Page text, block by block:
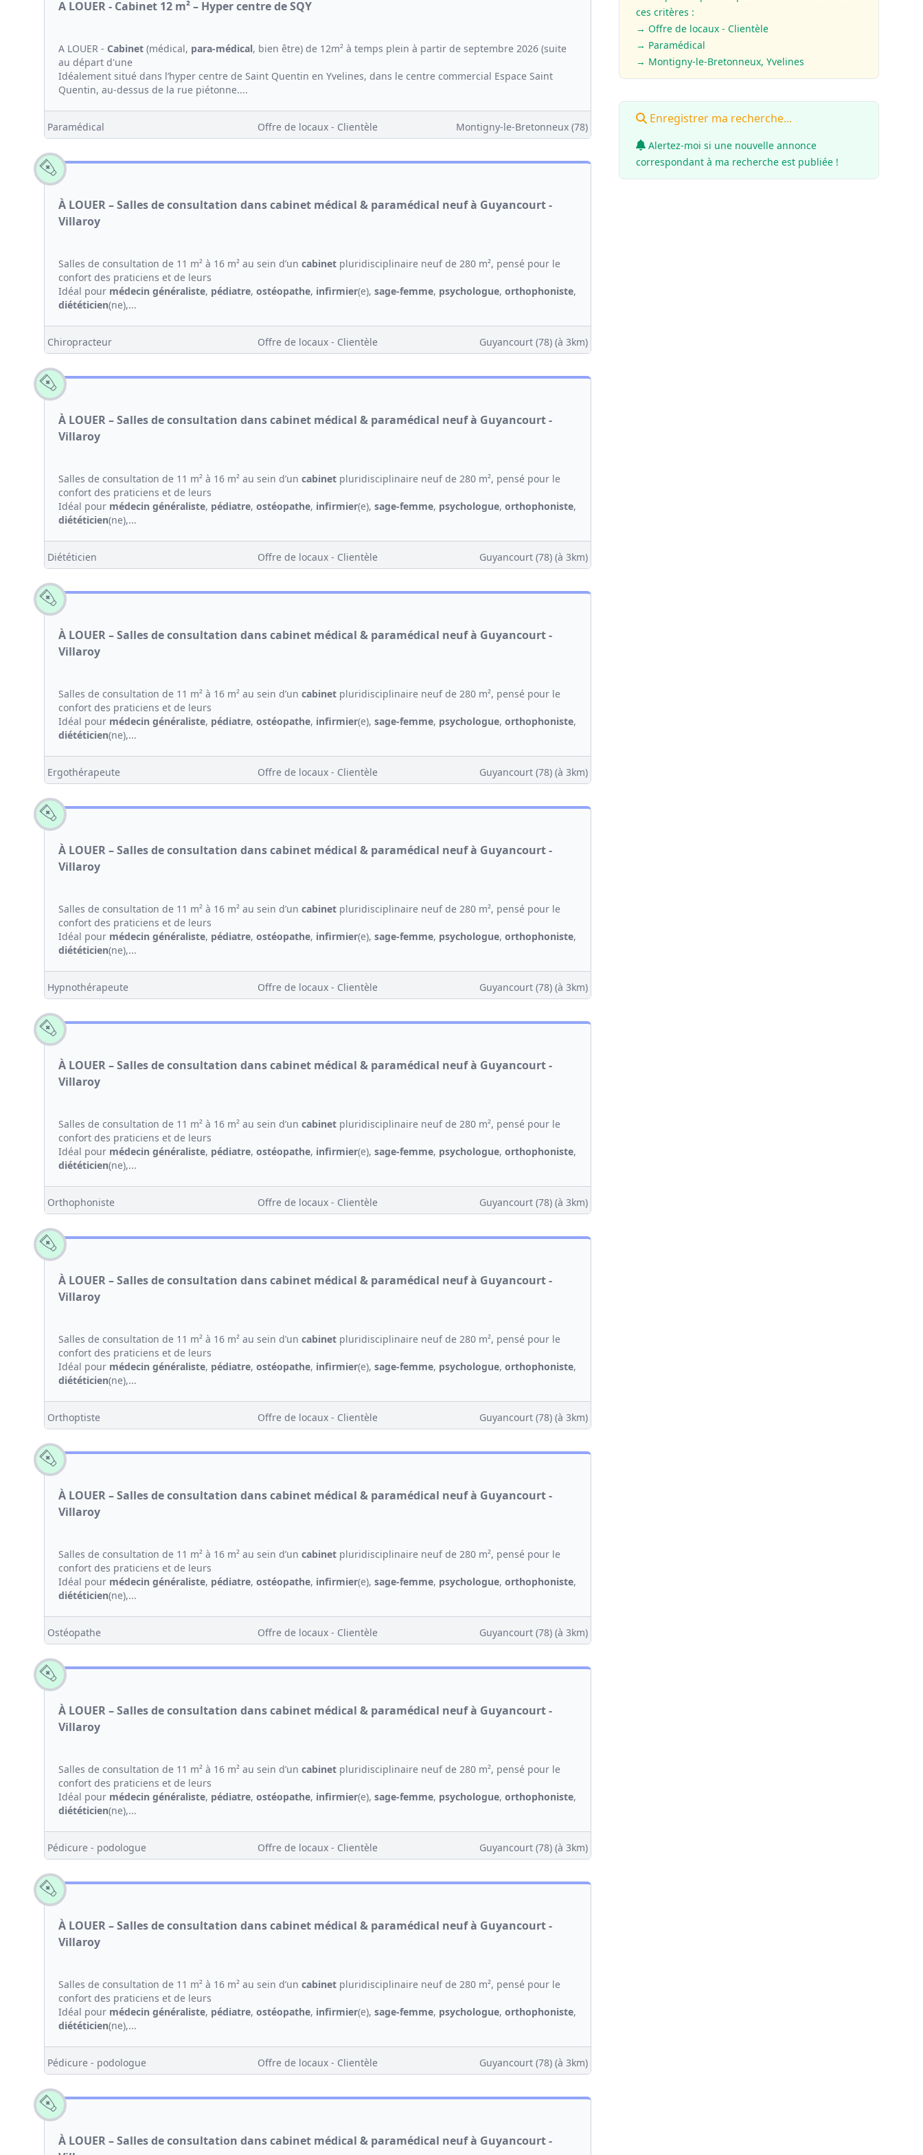
A LOUER - Cabinet 12 m² – Hyper centre de SQY
A LOUER - Cabinet (médical, para-médical, bien être) de 12m² à temps plein à partir de septembre 2026 (suite
au départ d'une
Idéalement situé dans l’hyper centre de Saint Quentin en Yvelines, dans le centre commercial Espace Saint
Quentin, au-dessus de la rue piétonne....
Paramédical Offre de locaux - Clientèle Montigny-le-Bretonneux (78)
À LOUER – Salles de consultation dans cabinet médical & paramédical neuf à Guyancourt -
Villaroy
Salles de consultation de 11 m² à 16 m² au sein d’un cabinet pluridisciplinaire neuf de 280 m², pensé pour le
confort des praticiens et de leurs
Idéal pour médecin généraliste, pédiatre, ostéopathe, infirmier(e), sage-femme, psychologue, orthophoniste,
diététicien(ne),...
Chiropracteur Offre de locaux - Clientèle Guyancourt (78)(à 3km)
À LOUER – Salles de consultation dans cabinet médical & paramédical neuf à Guyancourt -
Villaroy
Salles de consultation de 11 m² à 16 m² au sein d’un cabinet pluridisciplinaire neuf de 280 m², pensé pour le
confort des praticiens et de leurs
Idéal pour médecin généraliste, pédiatre, ostéopathe, infirmier(e), sage-femme, psychologue, orthophoniste,
diététicien(ne),...
Diététicien Offre de locaux - Clientèle Guyancourt (78)(à 3km)
À LOUER – Salles de consultation dans cabinet médical & paramédical neuf à Guyancourt -
Villaroy
Salles de consultation de 11 m² à 16 m² au sein d’un cabinet pluridisciplinaire neuf de 280 m², pensé pour le
confort des praticiens et de leurs
Idéal pour médecin généraliste, pédiatre, ostéopathe, infirmier(e), sage-femme, psychologue, orthophoniste,
diététicien(ne),...
Ergothérapeute Offre de locaux - Clientèle Guyancourt (78)(à 3km)
À LOUER – Salles de consultation dans cabinet médical & paramédical neuf à Guyancourt -
Villaroy
Salles de consultation de 11 m² à 16 m² au sein d’un cabinet pluridisciplinaire neuf de 280 m², pensé pour le
confort des praticiens et de leurs
Idéal pour médecin généraliste, pédiatre, ostéopathe, infirmier(e), sage-femme, psychologue, orthophoniste,
diététicien(ne),...
Hypnothérapeute Offre de locaux - Clientèle Guyancourt (78)(à 3km)
À LOUER – Salles de consultation dans cabinet médical & paramédical neuf à Guyancourt -
Villaroy
Salles de consultation de 11 m² à 16 m² au sein d’un cabinet pluridisciplinaire neuf de 280 m², pensé pour le
confort des praticiens et de leurs
Idéal pour médecin généraliste, pédiatre, ostéopathe, infirmier(e), sage-femme, psychologue, orthophoniste,
diététicien(ne),...
Orthophoniste Offre de locaux - Clientèle Guyancourt (78)(à 3km)
À LOUER – Salles de consultation dans cabinet médical & paramédical neuf à Guyancourt -
Villaroy
Salles de consultation de 11 m² à 16 m² au sein d’un cabinet pluridisciplinaire neuf de 280 m², pensé pour le
confort des praticiens et de leurs
Idéal pour médecin généraliste, pédiatre, ostéopathe, infirmier(e), sage-femme, psychologue, orthophoniste,
diététicien(ne),...
Orthoptiste Offre de locaux - Clientèle Guyancourt (78)(à 3km)
À LOUER – Salles de consultation dans cabinet médical & paramédical neuf à Guyancourt -
Villaroy
Salles de consultation de 11 m² à 16 m² au sein d’un cabinet pluridisciplinaire neuf de 280 m², pensé pour le
confort des praticiens et de leurs
Idéal pour médecin généraliste, pédiatre, ostéopathe, infirmier(e), sage-femme, psychologue, orthophoniste,
diététicien(ne),...
Ostéopathe Offre de locaux - Clientèle Guyancourt (78)(à 3km)
À LOUER – Salles de consultation dans cabinet médical & paramédical neuf à Guyancourt -
Villaroy
Salles de consultation de 11 m² à 16 m² au sein d’un cabinet pluridisciplinaire neuf de 280 m², pensé pour le
confort des praticiens et de leurs
Idéal pour médecin généraliste, pédiatre, ostéopathe, infirmier(e), sage-femme, psychologue, orthophoniste,
diététicien(ne),...
Pédicure - podologue Offre de locaux - Clientèle Guyancourt (78)(à 3km)
À LOUER – Salles de consultation dans cabinet médical & paramédical neuf à Guyancourt -
Villaroy
Salles de consultation de 11 m² à 16 m² au sein d’un cabinet pluridisciplinaire neuf de 280 m², pensé pour le
confort des praticiens et de leurs
Idéal pour médecin généraliste, pédiatre, ostéopathe, infirmier(e), sage-femme, psychologue, orthophoniste,
diététicien(ne),...
Pédicure - podologue Offre de locaux - Clientèle Guyancourt (78)(à 3km)
À LOUER – Salles de consultation dans cabinet médical & paramédical neuf à Guyancourt -
ces critères :
→ Offre de locaux - Clientèle
→ Paramédical
→ Montigny-le-Bretonneux, Yvelines
Enregistrer ma recherche...
Alertez-moi si une nouvelle annonce
correspondant à ma recherche est publiée !